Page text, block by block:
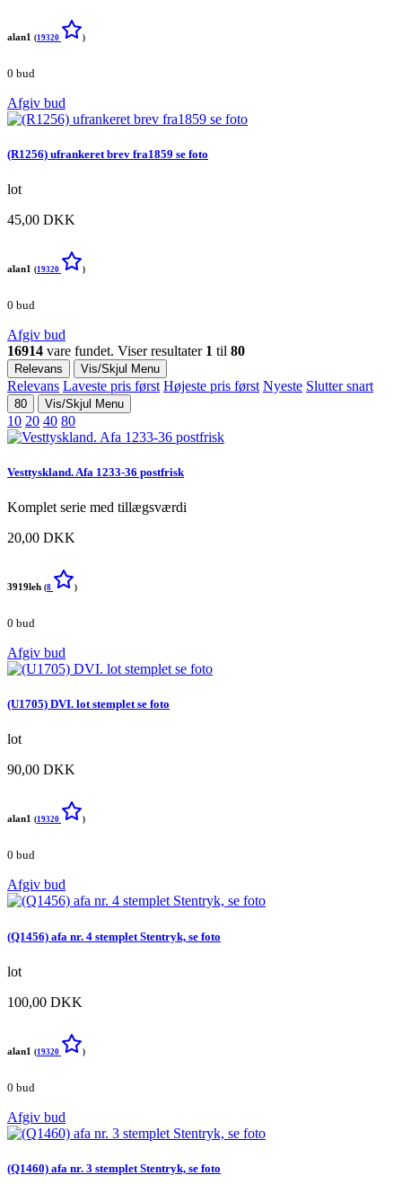
alan1 (19320 )
0 bud
Afgiv bud
(R1256) ufrankeret brev fra1859 se foto
lot
45,00 DKK
alan1 (19320 )
0 bud
Afgiv bud
16914 vare fundet. Viser resultater 1 til 80
Relevans Vis/Skjul Menu
Relevans Laveste pris først Højeste pris først Nyeste Slutter snart
80 Vis/Skjul Menu
10 20 40 80
Vesttyskland. Afa 1233-36 postfrisk
Komplet serie med tillægsværdi
20,00 DKK
3919leh (8 )
0 bud
Afgiv bud
(U1705) DVI. lot stemplet se foto
lot
90,00 DKK
alan1 (19320 )
0 bud
Afgiv bud
(Q1456) afa nr. 4 stemplet Stentryk, se foto
lot
100,00 DKK
alan1 (19320 )
0 bud
Afgiv bud
(Q1460) afa nr. 3 stemplet Stentryk, se foto